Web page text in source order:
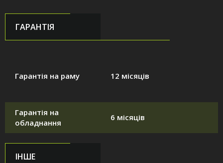
ГАРАНТІЯ
Гарантія на раму 12 місяців
Гарантія на
обладнання
6 місяців
ІНШЕ